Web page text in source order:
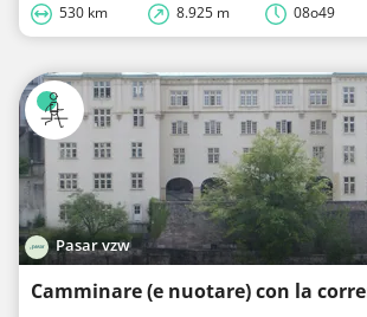
530 km 8.925 m 08o49
Pasar vzw